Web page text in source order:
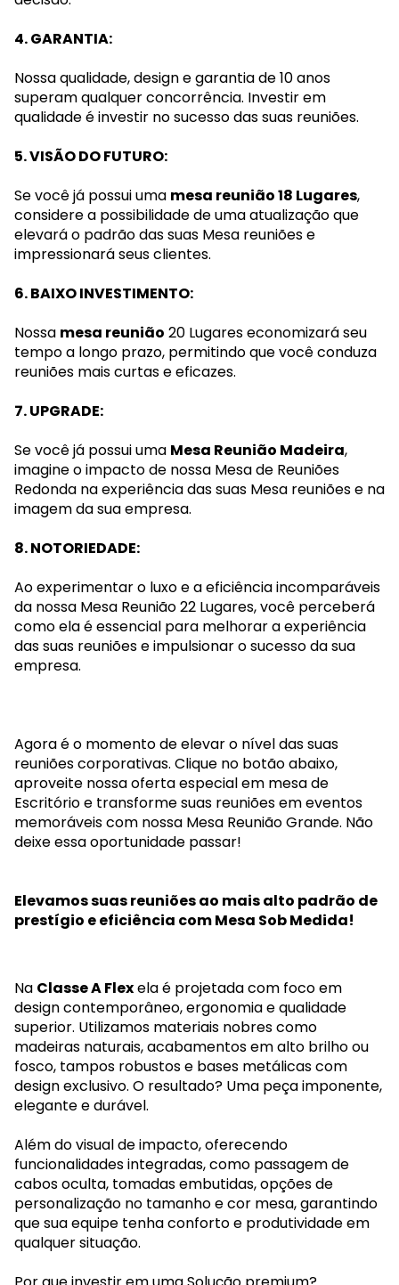
4. GARANTIA:
Nossa qualidade, design e garantia de 10 anos
superam qualquer concorrência. Investir em
qualidade é investir no sucesso das suas reuniões.
5. VISÃO DO FUTURO:
Se você já possui uma mesa reunião 18 Lugares,
considere a possibilidade de uma atualização que
elevará o padrão das suas Mesa reuniões e
impressionará seus clientes.
6. BAIXO INVESTIMENTO:
Nossa mesa reunião 20 Lugares economizará seu
tempo a longo prazo, permitindo que você conduza
reuniões mais curtas e eficazes.
7. UPGRADE:
Se você já possui uma Mesa Reunião Madeira,
imagine o impacto de nossa Mesa de Reuniões
Redonda na experiência das suas Mesa reuniões e na
imagem da sua empresa.
8. NOTORIEDADE:
Ao experimentar o luxo e a eficiência incomparáveis
da nossa Mesa Reunião 22 Lugares, você perceberá
como ela é essencial para melhorar a experiência
das suas reuniões e impulsionar o sucesso da sua
empresa.
Agora é o momento de elevar o nível das suas
reuniões corporativas. Clique no botão abaixo,
aproveite nossa oferta especial em mesa de
Escritório e transforme suas reuniões em eventos
memoráveis com nossa Mesa Reunião Grande. Não
deixe essa oportunidade passar!
Elevamos suas reuniões ao mais alto padrão de
prestígio e eficiência com Mesa Sob Medida!
Na Classe A Flexela é projetada com foco em
design contemporâneo, ergonomia e qualidade
superior. Utilizamos materiais nobres como
madeiras naturais, acabamentos em alto brilho ou
fosco, tampos robustos e bases metálicas com
design exclusivo. O resultado? Uma peça imponente,
elegante e durável.
Além do visual de impacto, oferecendo
funcionalidades integradas, como passagem de
cabos oculta, tomadas embutidas, opções de
personalização no tamanho e cor mesa, garantindo
que sua equipe tenha conforto e produtividade em
qualquer situação.